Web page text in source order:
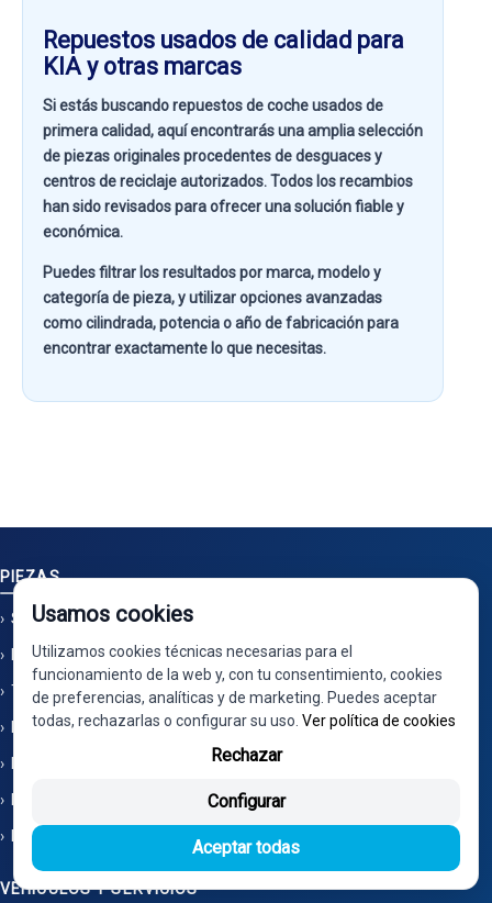
Repuestos usados de calidad para
KIA y otras marcas
Si estás buscandorepuestos de coche usados de
primera calidad, aquí encontrarás una amplia selección
de piezas originales procedentes de desguaces y
centros de reciclaje autorizados. Todos los recambios
han sido revisados para ofrecer una solución fiable y
económica.
Puedes filtrar los resultados pormarca, modelo y
categoría de pieza, y utilizar opciones avanzadas
comocilindrada, potencia o año de fabricaciónpara
encontrar exactamente lo que necesitas.
PIEZAS
Solicitud de piezas
Limpieza por ultrasonidos
También nos encontrarás en Ecoparts
No vendemos en Wallapop - No tenemos tienda
Instrucciones montaje e instalación
Referencias OEM
VEHÍCULOS Y SERVICIOS
Usamos cookies
Utilizamos cookies técnicas necesarias para el
funcionamiento de la web y, con tu consentimiento, cookies
de preferencias, analíticas y de marketing. Puedes aceptar
todas, rechazarlas o configurar su uso. Ver política de cookies
Rechazar
Configurar
Aceptar todas